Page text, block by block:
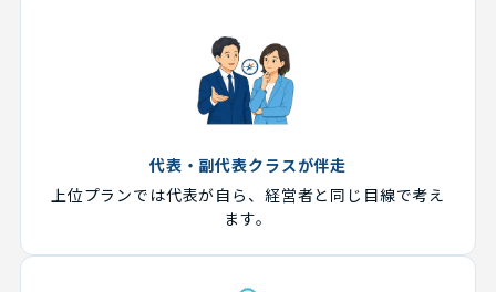
代表・副代表クラスが伴走
上位プランでは代表が自ら、経営者と同じ目線で考え
ます。